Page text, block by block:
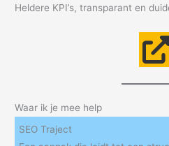
Heldere KPI’s, transparant en
Waar ik je mee help
SEO Traject